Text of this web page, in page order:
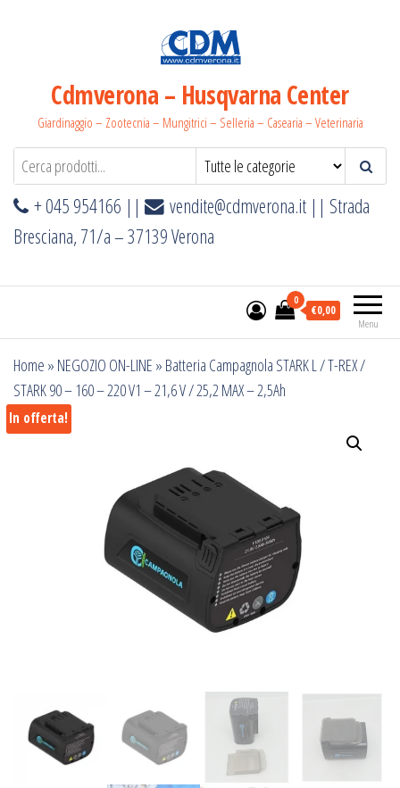
Cdmverona – Husqvarna Center
Giardinaggio – Zootecnia – Mungitrici – Selleria – Casearia – Veterinaria
+ 045 954166 || vendite@cdmverona.it || Strada
Bresciana, 71/a – 37139 Verona
Menu
0
€0,00
Home » NEGOZIO ON-LINE » Batteria Campagnola STARK L / T-REX /
STARK 90 – 160 – 220 V1 – 21,6 V / 25,2 MAX – 2,5Ah
In offerta!